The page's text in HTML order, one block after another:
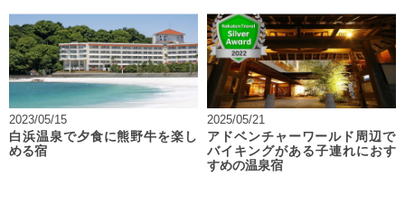
2023/05/15
白浜温泉で夕食に熊野牛を楽し
める宿
2025/05/21
アドベンチャーワールド周辺で
バイキングがある子連れにおす
すめの温泉宿